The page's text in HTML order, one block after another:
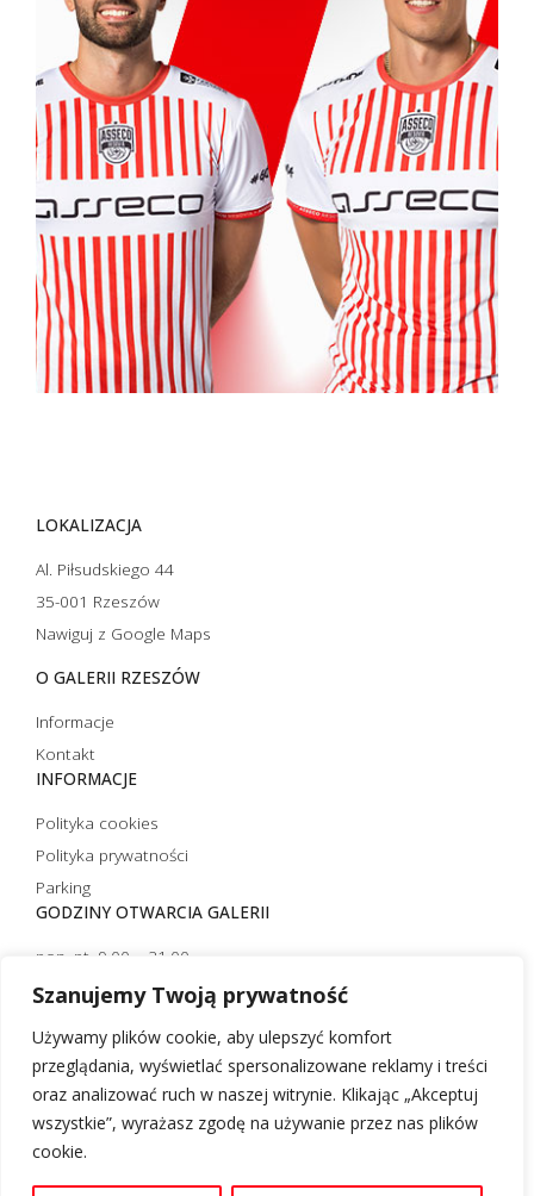
Szanujemy Twoją prywatność
Używamy plików cookie, aby ulepszyć komfort
przeglądania, wyświetlać spersonalizowane reklamy i treści
oraz analizować ruch w naszej witrynie. Klikając „Akceptuj
wszystkie”, wyrażasz zgodę na używanie przez nas plików
cookie.
LOKALIZACJA
Al. Piłsudskiego 44
35-001 Rzeszów
Nawiguj z Google Maps
O GALERII RZESZÓW
Informacje
Kontakt
INFORMACJE
Polityka cookies
Polityka prywatności
Parking
GODZINY OTWARCIA GALERII
pon.-pt. 9.00 – 21.00
sobota 10.00 – 21.00
niedziela niehandlowa 12.00 – 20.00 (czynna tylko strefa
restauracyjna)
Desgin